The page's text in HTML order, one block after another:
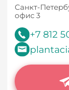
Санкт-
офис 3
+7 812